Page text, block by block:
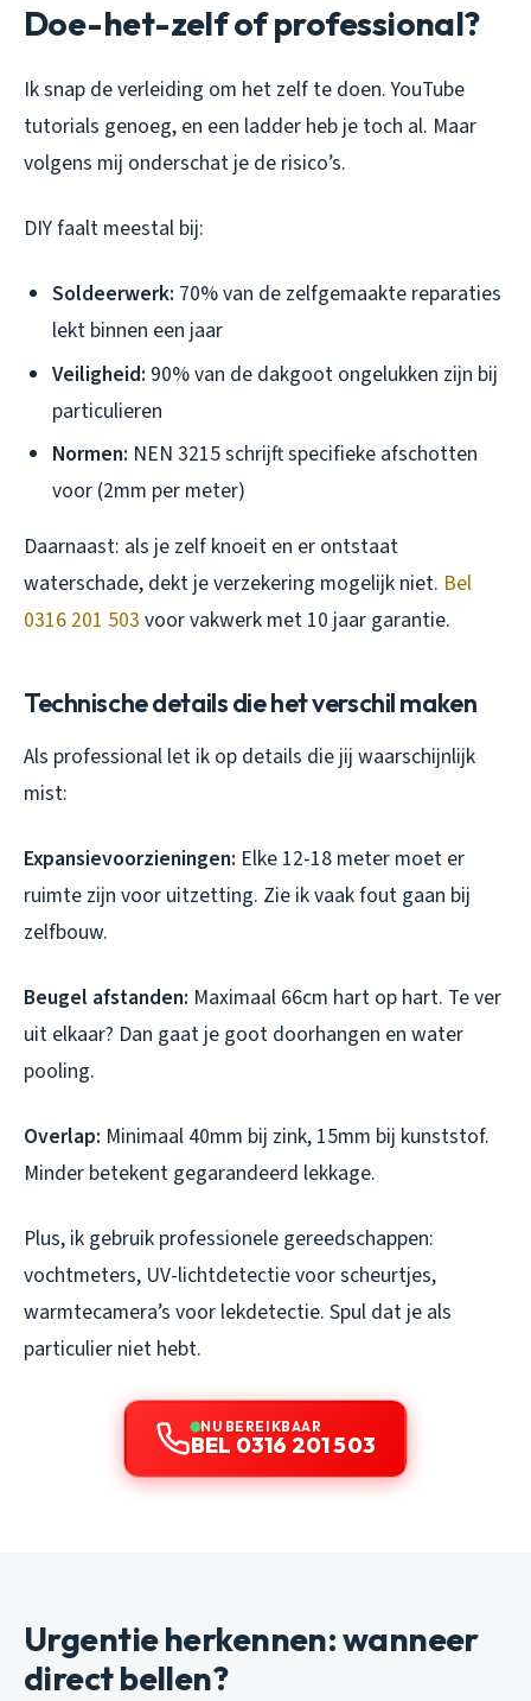
Doe-het-zelf of professional?
Ik snap de verleiding om het zelf te doen. YouTube
tutorials genoeg, en een ladder heb je toch al. Maar
volgens mij onderschat je de risico’s.
DIY faalt meestal bij:
Soldeerwerk: 70% van de zelfgemaakte reparaties
lekt binnen een jaar
Veiligheid: 90% van de dakgoot ongelukken zijn bij
particulieren
Normen: NEN 3215 schrijft specifieke afschotten
voor (2mm per meter)
Daarnaast: als je zelf knoeit en er ontstaat
waterschade, dekt je verzekering mogelijk niet. Bel
0316 201 503 voor vakwerk met 10 jaar garantie.
Technische details die het verschil maken
Als professional let ik op details die jij waarschijnlijk
mist:
Expansievoorzieningen: Elke 12-18 meter moet er
ruimte zijn voor uitzetting. Zie ik vaak fout gaan bij
zelfbouw.
Beugel afstanden: Maximaal 66cm hart op hart. Te ver
uit elkaar? Dan gaat je goot doorhangen en water
pooling.
Overlap: Minimaal 40mm bij zink, 15mm bij kunststof.
Minder betekent gegarandeerd lekkage.
Plus, ik gebruik professionele gereedschappen:
vochtmeters, UV-lichtdetectie voor scheurtjes,
warmtecamera’s voor lekdetectie. Spul dat je als
particulier niet hebt.
NU BEREIKBAAR
BEL 0316 201 503
Urgentie herkennen: wanneer
direct bellen?